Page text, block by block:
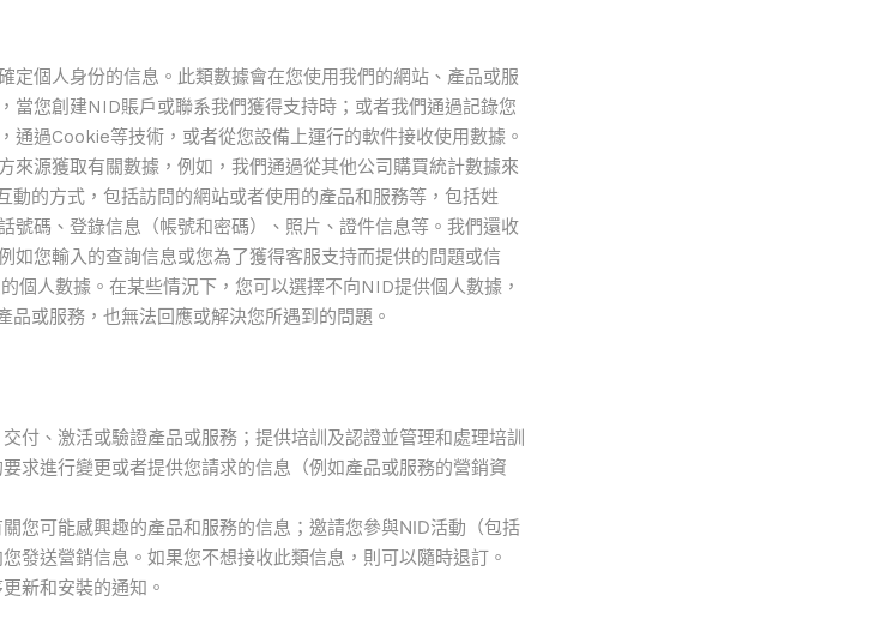
定個人身份的信息。此類數據會在您使用我們的網站、產品或服
當您創建NID賬戶或聯系我們獲得支持時；或者我們通過記錄您
通過Cookie等技術，或者從您設備上運行的軟件接收使用數據。
來源獲取有關數據，例如，我們通過從其他公司購買統計數據來
的方式，包括訪問的網站或者使用的產品和服務等，包括姓
號碼、登錄信息（帳號和密碼）、照片、證件信息等。我們還收
如您輸入的查詢信息或您為了獲得客服支持而提供的問題或信
個人數據。在某些情況下，您可以選擇不向NID提供個人數據，
或服務，也無法回應或解決您所遇到的問題。
付、激活或驗證產品或服務；提供培訓及認證並管理和處理培訓
求進行變更或者提供您請求的信息（例如產品或服務的營銷資
您可能感興趣的產品和服務的信息；邀請您參與NID活動（包括
發送營銷信息。如果您不想接收此類信息，則可以隨時退訂。
新和安裝的通知。